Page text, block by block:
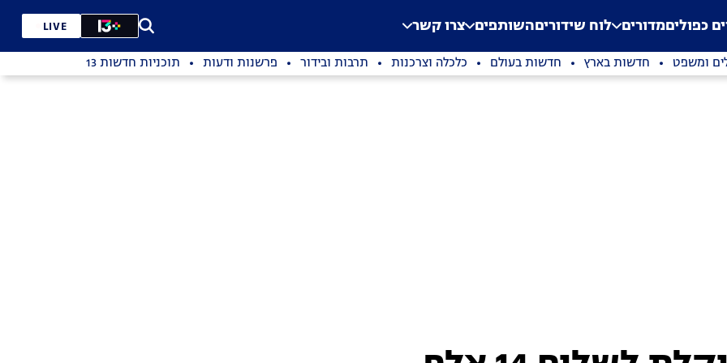
Application error: a
. כפוליםמדורים לוח שידוריםהשותפים צרו קשר LIVE
ומשפט חדשות בארץ חדשות בעולם כלכלה וצרכנות תרבות ובידור פרשנות ודעות תוכניות חדשות 13